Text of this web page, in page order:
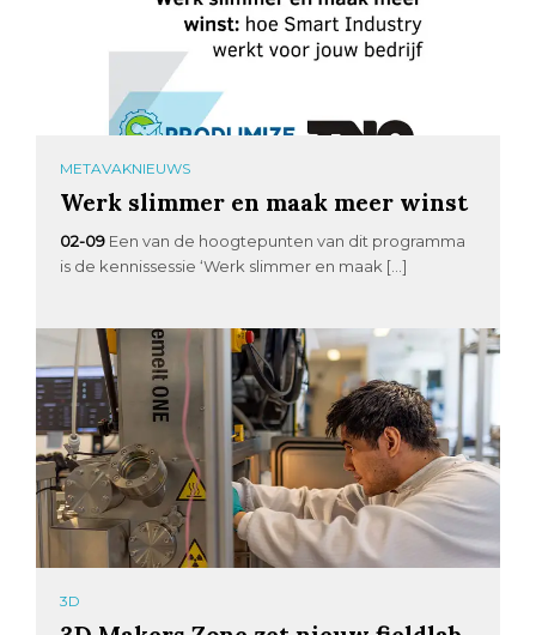
METAVAKNIEUWS
Werk slimmer en maak meer winst
02-09 Een van de hoogtepunten van dit programma
is de kennissessie ‘Werk slimmer en maak […]
3D